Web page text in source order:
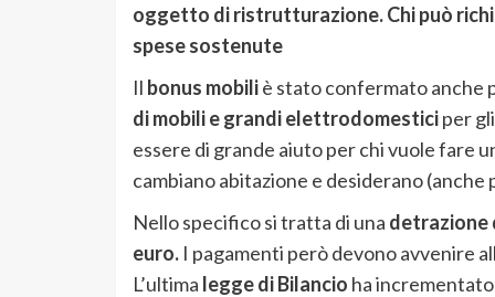
oggetto di ristrutturazione. Chi può
spese sostenute
Il bonus mobiliè stato confermato anche
di mobili e grandi elettrodomesticiper
essere di grande aiuto per chi vuole fare
cambiano abitazione e desiderano
Nello specifico si tratta di una detrazione
euro.I pagamenti però devono avvenire
L’ultima legge di Bilancio ha